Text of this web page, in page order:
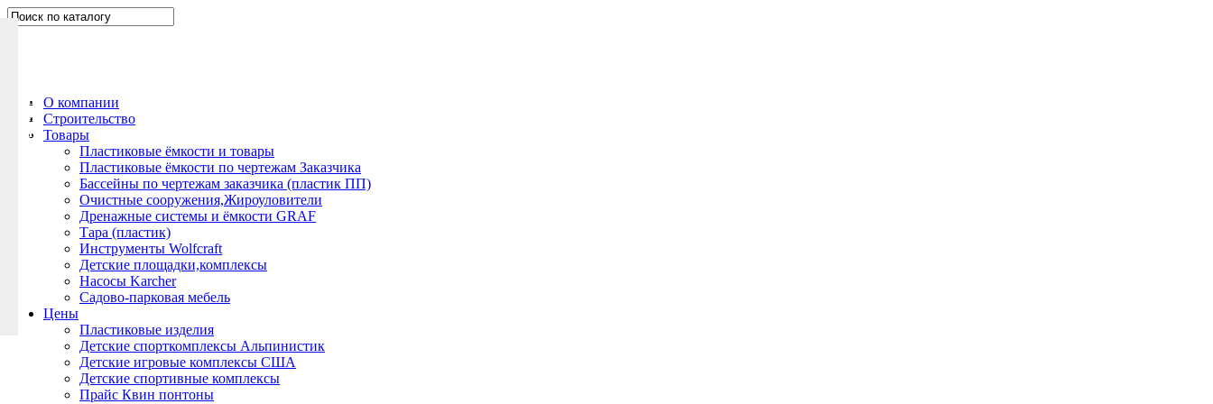
О компании
Строительство
Товары
Пластиковые ёмкости и товары
Пластиковые ёмкости по чертежам Заказчика
Бассейны по чертежам заказчика (пластик ПП)
Очистные сооружения,Жироуловители
Дренажные системы и ёмкости GRAF
Тара (пластик)
Инструменты Wolfcraft
Детские площадки,комплексы
Насосы Karcher
Садово-парковая мебель
Цены
Пластиковые изделия
Детские спорткомплексы Альпинистик
Детские игровые комплексы США
Детские спортивные комплексы
Прайс Квин понтоны
ш
и
т